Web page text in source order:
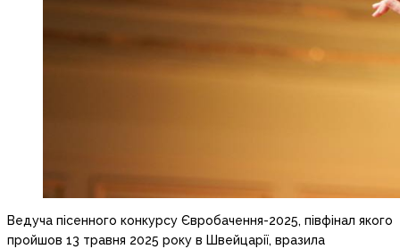
Ведуча пісенного конкурсу Євробачення-2025, півфінал якого
пройшов 13 травня 2025 року в Швейцарії, вразила